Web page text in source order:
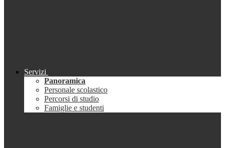
Servizi
Panoramica
Personale scolastico
Percorsi di studio
Famiglie e studenti